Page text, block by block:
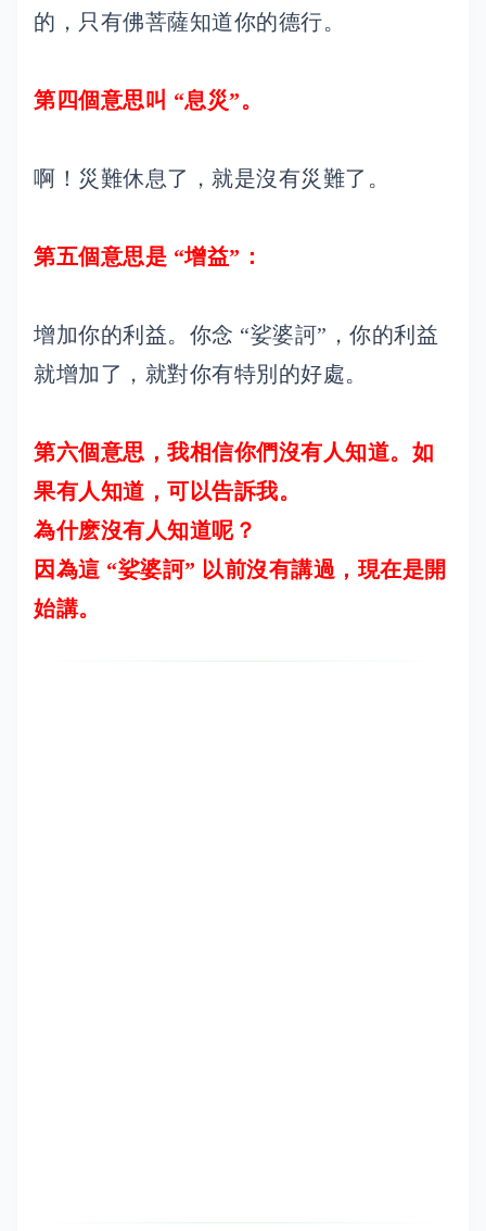
的，只有佛菩薩知道你的德行。
第四個意思叫 “息災”。
啊！災難休息了，就是沒有災難了。
第五個意思是 “增益”：
增加你的利益。你念 “娑婆訶”，你的利益
就增加了，就對你有特別的好處。
第六個意思，我相信你們沒有人知道。如
果有人知道，可以告訴我。
為什麽沒有人知道呢？
因為這 “娑婆訶” 以前沒有講過，現在是開
始講。